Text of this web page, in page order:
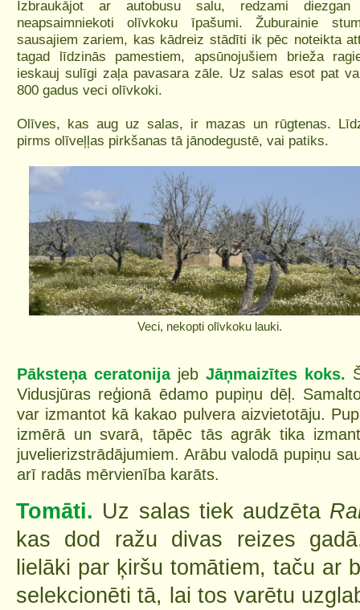
Izbraukājot ar autobusu salu, redzami diezgan
neapsaimniekoti olīvkoku īpašumi. Žuburainie
sausajiem zariem, kas kādreiz stādīti ik pēc noteikta
tagad līdzinās pamestiem, apsūnojušiem brieža
ieskauj sulīgi zaļa pavasara zāle. Uz salas esot pat
800 gadus veci olīvkoki.
Olīves, kas aug uz salas, ir mazas un rūgtenas.
pirms olīveļļas pirkšanas tā jānodegustē, vai patiks.
Veci, nekopti olīvkoku lauki.
Pāksteņa ceratonija jeb Jāņmaizītes koks.
Vidusjūras reģionā ēdamo pupiņu dēļ.
var izmantot kā kakao pulvera aizvietotāju.
izmērā un svarā, tāpēc tās agrāk tika
juvelierizstrādājumiem. Arābu valodā pupiņu
arī radās mērvienība karāts.
Tomāti. Uz salas tiek audzēta
kas dod ražu divas reizes
lielāki par ķiršu tomātiem, taču ar
selekcionēti tā, lai tos varētu